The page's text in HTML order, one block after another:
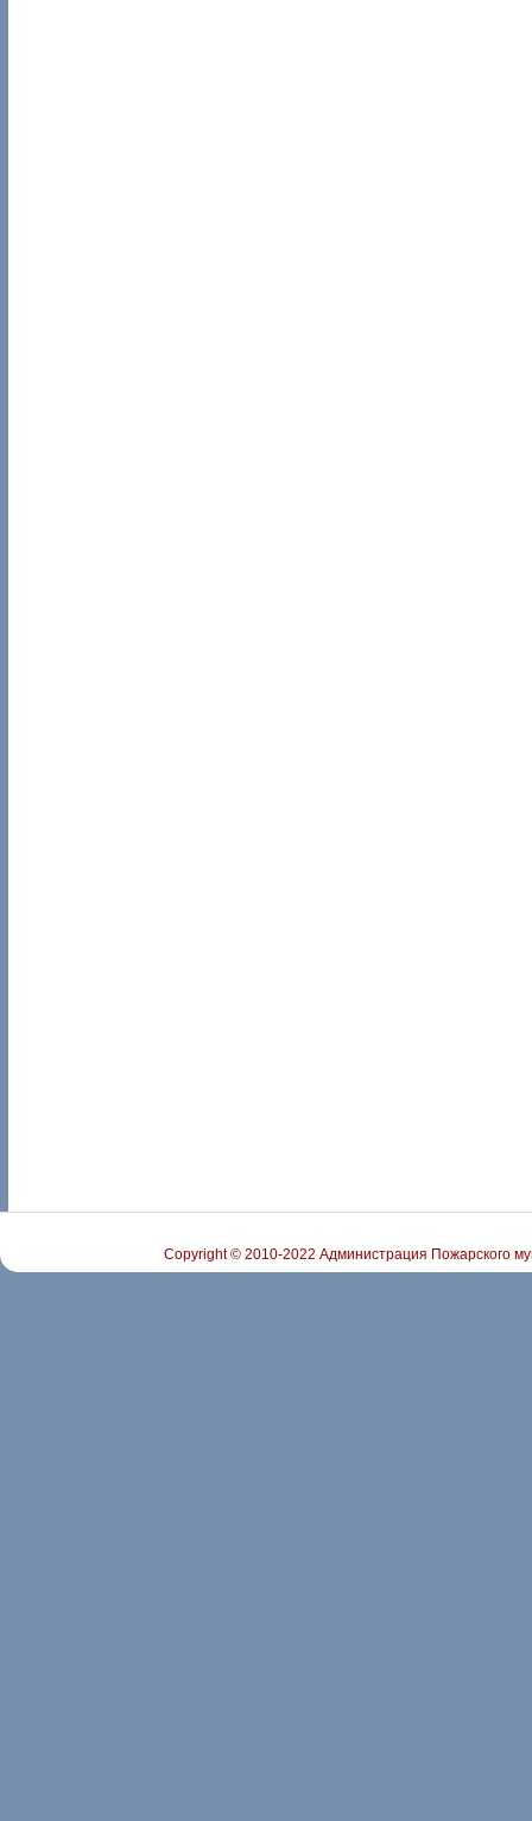
Copyright © 2010-2022 Администрация Пожарского